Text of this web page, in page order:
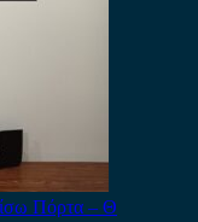
Πόρτα – Θ